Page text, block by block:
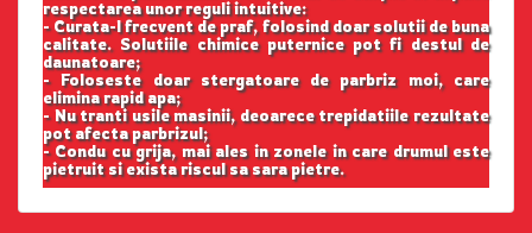
respectarea unor reguli intuitive:
- Curata-l frecvent de praf, folosind doar solutii de buna
calitate. Solutiile chimice puternice pot fi destul de
daunatoare;
- Foloseste doar stergatoare de parbriz moi, care
elimina rapid apa;
- Nu tranti usile masinii, deoarece trepidatiile rezultate
pot afecta parbrizul;
- Condu cu grija, mai ales in zonele in care drumul este
pietruit si exista riscul sa sara pietre.